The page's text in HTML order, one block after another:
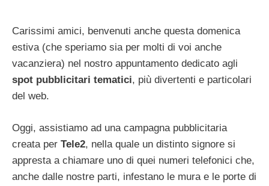
Carissimi amici, benvenuti anche questa domenica
estiva (che speriamo sia per molti di voi anche
vacanziera) nel nostro appuntamento dedicato agli
spot pubblicitari tematici, più divertenti e particolari
del web.
Oggi, assistiamo ad una campagna pubblicitaria
creata per Tele2, nella quale un distinto signore si
appresta a chiamare uno di quei numeri telefonici che,
anche dalle nostre parti, infestano le mura e le porte di